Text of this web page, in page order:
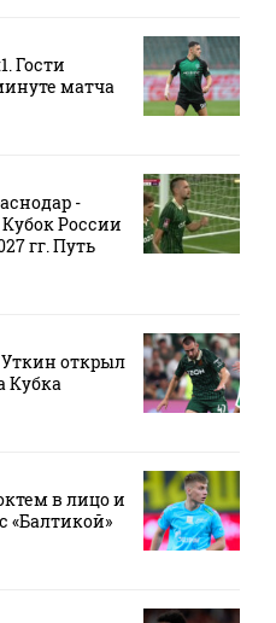
Гости
матча
-
Кубок России
гг. Путь
Уткин открыл
Кубка
в лицо и
«Балтикой»